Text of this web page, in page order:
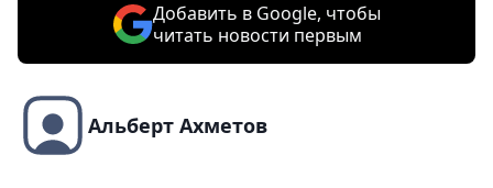
Добавить в Google, чтобы
читать новости первым
Альберт Ахметов